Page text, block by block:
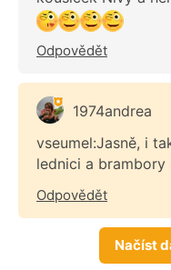
Odpovědět
1974andrea
vseumel:Jasně, i
lednici a brambory
Odpovědět
Načíst